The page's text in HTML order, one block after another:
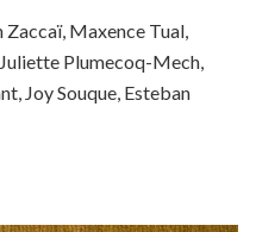
Maxence Tual,
Plumecoq-Mech,
Joy Souque, Esteban